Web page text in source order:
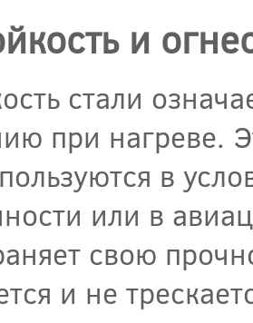
и
стали
при нагреве.
в
или в
свою
и не